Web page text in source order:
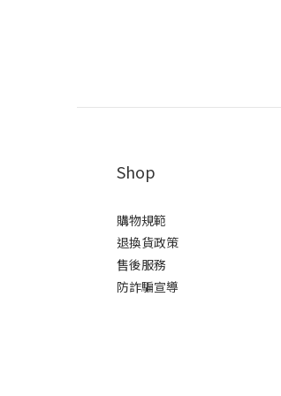
Shop
購物規範
退換貨政策
售後服務
防詐騙宣導